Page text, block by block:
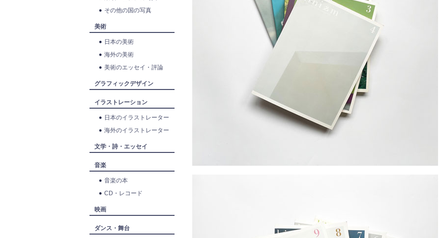
その他の国の写真
美術
日本の美術
海外の美術
美術のエッセイ・評論
グラフィックデザイン
イラストレーション
日本のイラストレーター
海外のイラストレーター
文学・詩・エッセイ
音楽
音楽の本
CD・レコード
映画
ダンス・舞台